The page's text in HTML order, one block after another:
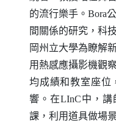
的流行樂手。Bora
間關係的研究，科
岡州立大學為瞭解
用熱感應攝影機觀
均成績和教室座位
響。在LInC中，講
課，利用道具做場